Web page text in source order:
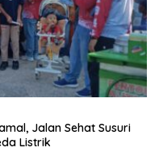
Jalan Sehat Susuri
Listrik